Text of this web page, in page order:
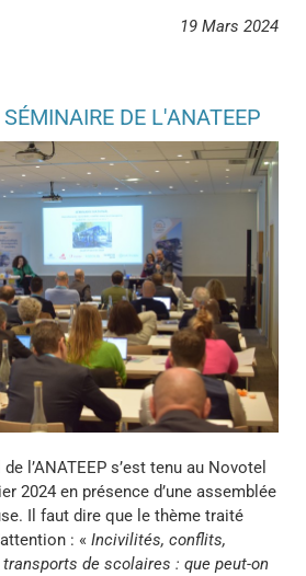
19 Mars 2024
DE L'ANATEEP
l’ANATEEP s’est tenu au Novotel
2024 en présence d’une assemblée
Il faut dire que le thème traité
: « Incivilités, conflits,
de scolaires : que peut-on